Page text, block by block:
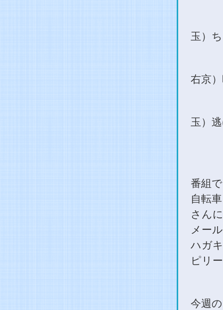
玉）
右京
玉）
番組
自転
さん
メー
ハガ
ピリ
今週